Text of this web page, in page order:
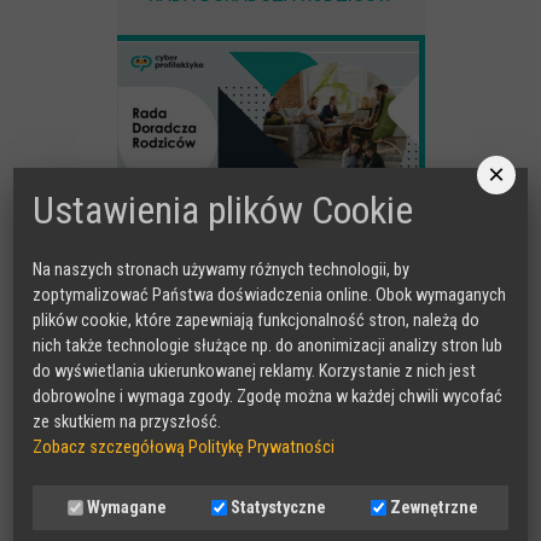
MAKEITCLEAR
×
Ustawienia plików Cookie
Na naszych stronach używamy różnych technologii, by
zoptymalizować Państwa doświadczenia online. Obok wymaganych
plików cookie, które zapewniają funkcjonalność stron, należą do
nich także technologie służące np. do anonimizacji analizy stron lub
do wyświetlania ukierunkowanej reklamy. Korzystanie z nich jest
dobrowolne i wymaga zgody. Zgodę można w każdej chwili wycofać
ze skutkiem na przyszłość.
Zobacz szczegółową Politykę Prywatności
Wymagane Statystyczne Zewnętrzne